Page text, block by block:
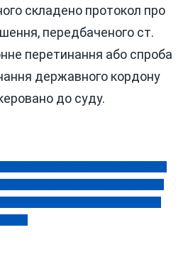
складено протокол про
передбаченого ст.
перетинання або спроба
державного кордону
до суду.